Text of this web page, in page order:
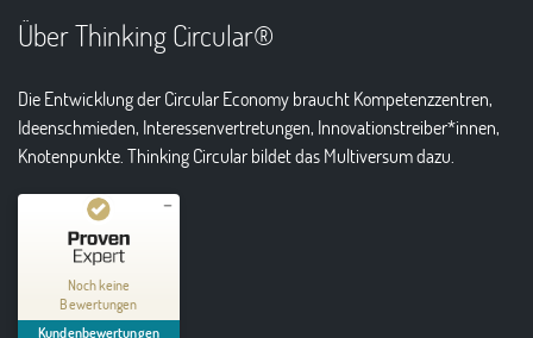
Über Thinking Circular®
Die Entwicklung der Circular Economy braucht Kompetenzzentren,
Ideenschmieden, Interessenvertretungen, Innovationstreiber*innen,
Knotenpunkte. Thinking Circular bildet das Multiversum dazu.
Noch keine
Bewertungen
Kundenbewertungen
Kundenbewertungen und Erfahrungen zu
Thinking Circular® Niederzissen
MANGELHAFT